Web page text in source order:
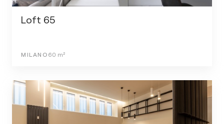
Loft 65
MILANO 60 m²